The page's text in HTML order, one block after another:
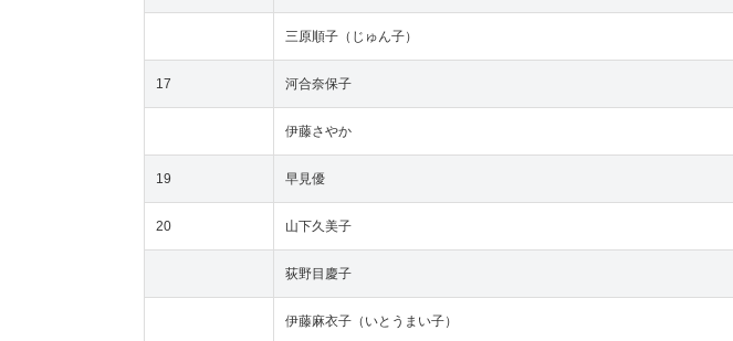
三原順子（じゅん子）
17 河合奈保子
伊藤さやか
19 早見優
20 山下久美子
荻野目慶子
伊藤麻衣子（いとうまい子）